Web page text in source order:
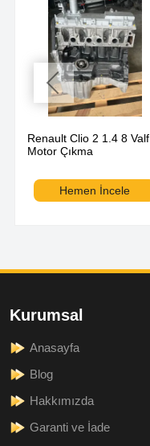
Renault Clio 2 1.4 8 Valf
Motor Çıkma
Hemen İncele
Kurumsal
Anasayfa
Blog
Hakkımızda
Garanti ve İade